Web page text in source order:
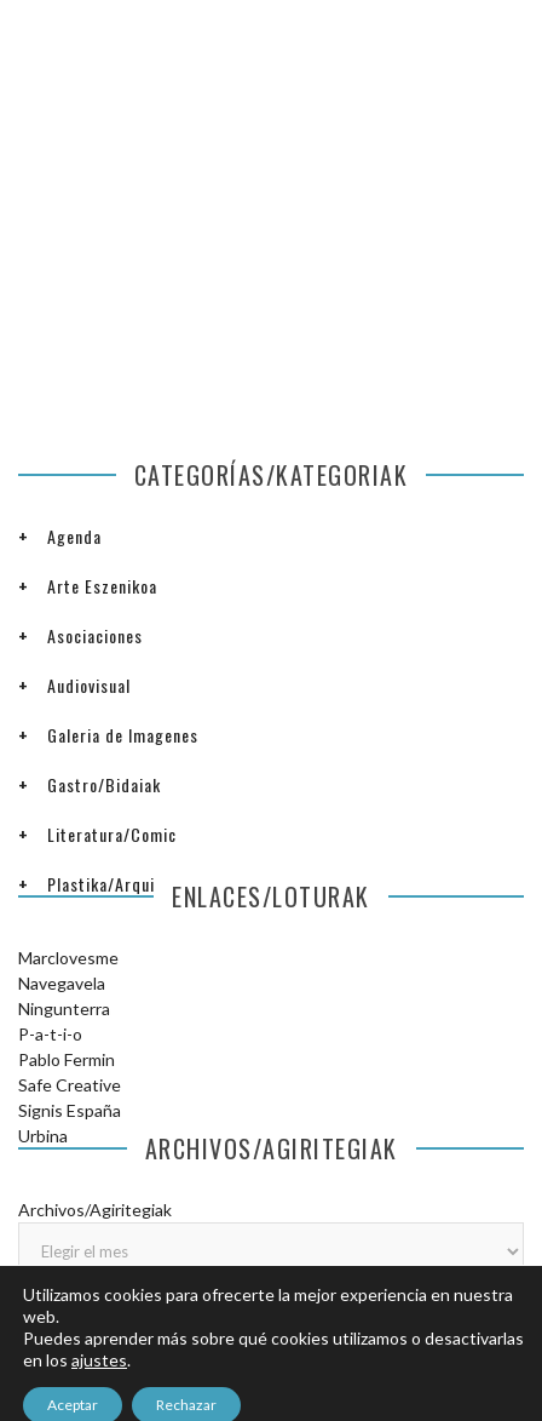
CATEGORÍAS/KATEGORIAK
Agenda
Arte Eszenikoa
Asociaciones
Audiovisual
Galeria de Imagenes
Gastro/Bidaiak
Literatura/Comic
Plastika/ArquitecturaENLACES/LOTURAK
Marclovesme
Navegavela
Ningunterra
P-a-t-i-o
Pablo Fermin
Safe Creative
Signis España
Urbina
ARCHIVOS/AGIRITEGIAK
Archivos/Agiritegiak
© COPYRIGHT DONOSTILANDIA.
PRIVACIDAD
.POLÍTICA DE COOKIES
Utilizamos cookies para ofrecerte la mejor experiencia en nuestra
web.
Puedes aprender más sobre qué cookies utilizamos o desactivarlas
en los ajustes.
Aceptar Rechazar